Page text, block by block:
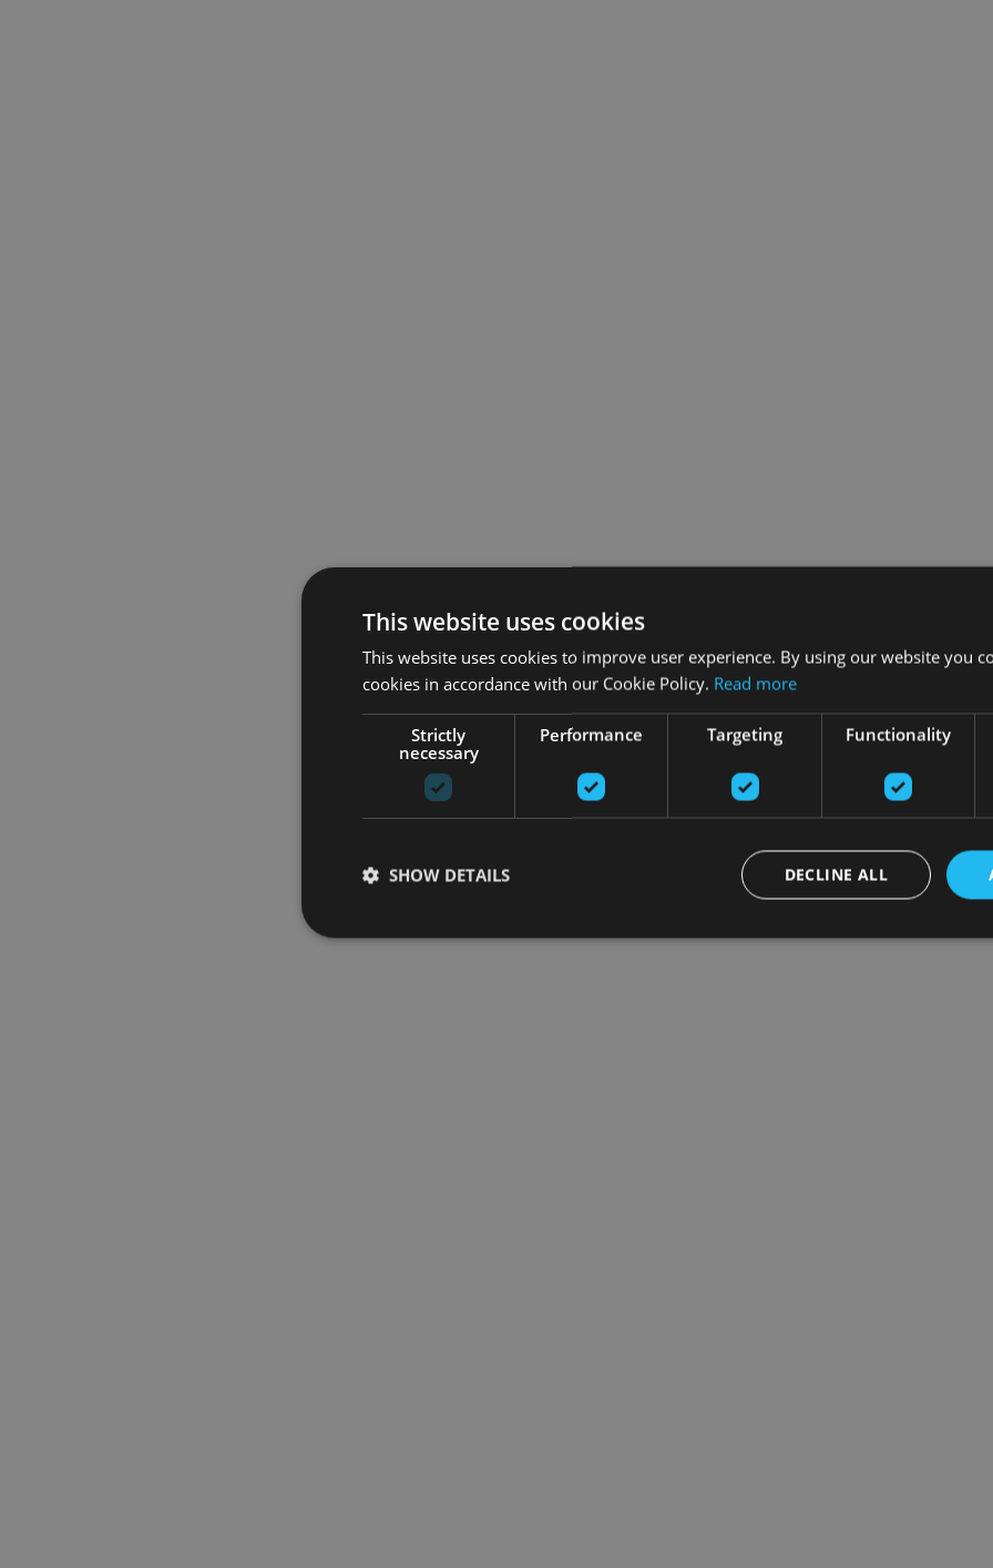
This website uses cookies
This website uses cookies to improve user experience. By using our website you
cookies in accordance with our Cookie Policy. Read more
Strictly
necessary
Performance Targeting Functionality
DECLINE ALL
SHOW DETAILS